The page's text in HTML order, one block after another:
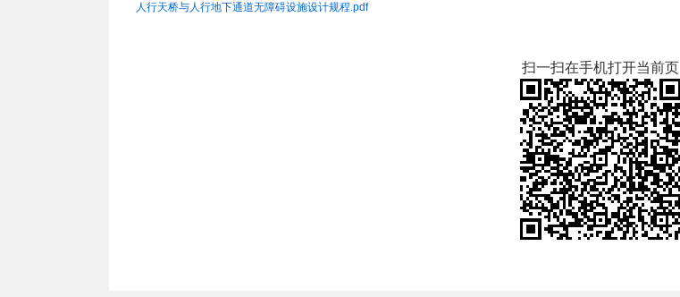
人行天桥与人行地下通道无障碍设施设计规程.pdf
扫一扫在手机打开当前页